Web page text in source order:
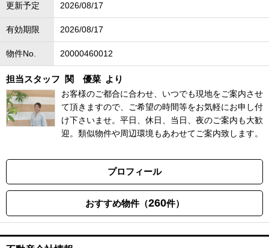
更新予定 2026/08/17
有効期限 2026/08/17
物件No. 20000460012
担当スタッフ 関 優菜 より
お客様のご都合に合わせ、いつでも現地をご案内させ
て頂きますので、ご希望の時間等をお気軽にお申し付
け下さいませ。平日、休日、当日、夜のご案内も大歓
迎。類似物件や周辺環境もあわせてご案内致します。
プロフィール
おすすめ物件（260件）